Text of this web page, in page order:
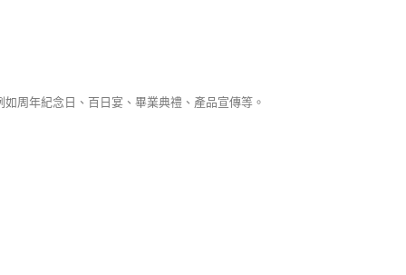
周年紀念日、百日宴、畢業典禮、產品宣傳等。